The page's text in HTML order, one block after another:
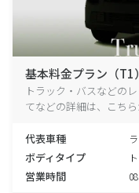
基本料金プラン（T1）
トラック・バスなどの
てなどの詳細は、こち
代表車種
ボディタイプ
営業時間